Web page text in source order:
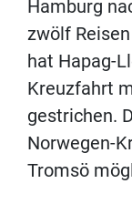
Hamburg
zwölf
hat Hapag-
Kreuzfahrt
gestrichen.
Norwegen-
Tromsö